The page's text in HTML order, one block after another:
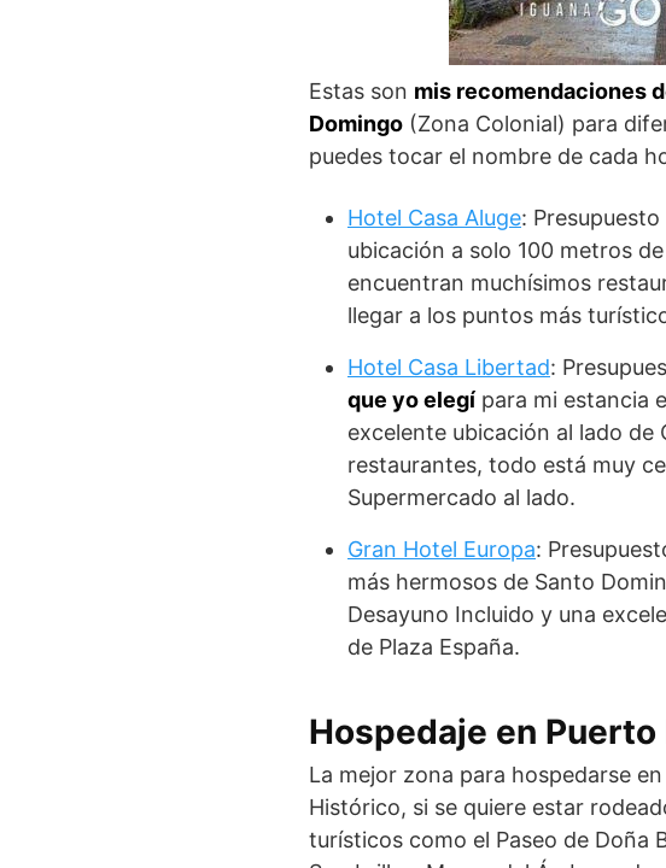
Estas son mis recomendaciones
Domingo (Zona Colonial) para
puedes tocar el nombre de cada
Hotel Casa Aluge:
ubicación a solo 100 metros
encuentran muchísimos
llegar a los puntos más
Hotel Casa Libertad:
que yo elegí para mi estancia
excelente ubicación al lado de
restaurantes, todo está muy
Supermercado al lado.
Gran Hotel Europa:
más hermosos de Santo
Desayuno Incluido y una
de Plaza España.
Hospedaje en Puerto
La mejor zona para hospedarse
Histórico, si se quiere estar
turísticos como el Paseo de Doña